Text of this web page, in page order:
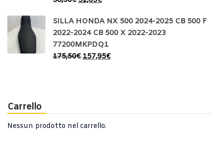
SILLA HONDA NX 500 2024-2025 CB 500 F
2022-2024 CB 500 X 2022-2023
77200MKPDQ1
175,50€ 157,95€
Carrello
Nessun prodotto nel carrello.